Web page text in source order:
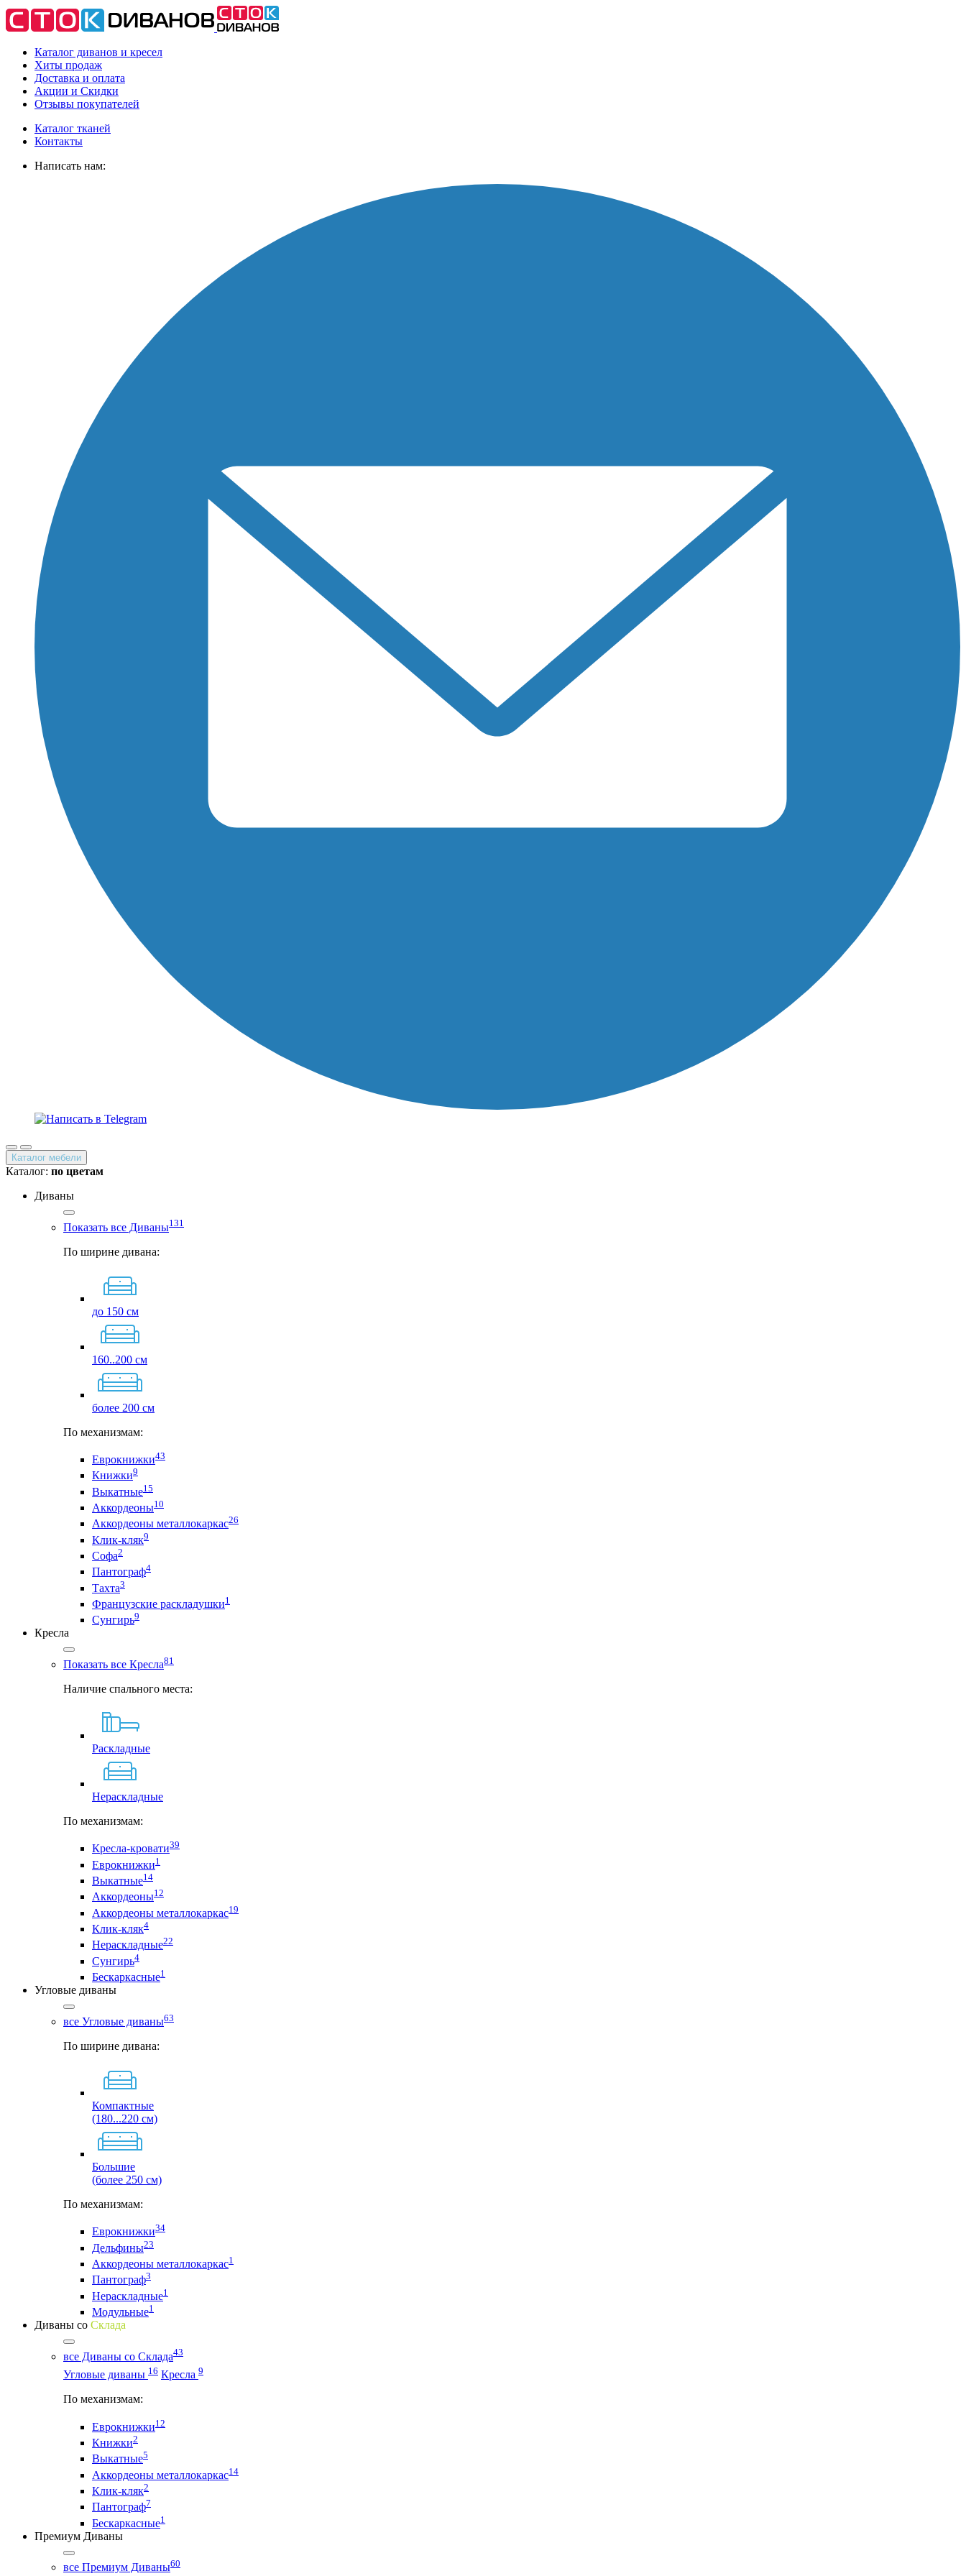
Каталог диванов и кресел
Хиты продаж
Доставка и оплата
Акции и Скидки
Отзывы покупателей
Каталог тканей
Контакты
Написать нам:
Каталог мебели
Каталог: по цветам
Диваны
Показать все Диваны131
По ширине дивана:
до 150 см
160..200 см
более 200 см
По механизмам:
Еврокнижки43
Книжки9
Выкатные15
Аккордеоны10
Аккордеоны металлокаркас26
Клик-кляк9
Софа2
Пантограф4
Тахта3
Французские раскладушки1
Сунгирь9
Кресла
Показать все Кресла81
Наличие спального места:
Раскладные
Нераскладные
По механизмам:
Кресла-кровати39
Еврокнижки1
Выкатные14
Аккордеоны12
Аккордеоны металлокаркас19
Клик-кляк4
Нераскладные22
Сунгирь4
Бескаркасные1
Угловые диваны
все Угловые диваны63
По ширине дивана:
Компактные
(180...220 см)
Большие
(более 250 см)
По механизмам:
Еврокнижки34
Дельфины23
Аккордеоны металлокаркас1
Пантограф3
Нераскладные1
Модульные1
Диваны со Склада
все Диваны со Склада43
Угловые диваны 16 Кресла 9
По механизмам:
Еврокнижки12
Книжки2
Выкатные5
Аккордеоны металлокаркас14
Клик-кляк2
Пантограф7
Бескаркасные1
Премиум Диваны
все Премиум Диваны60